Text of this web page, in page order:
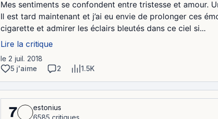
Mes sentiments se confondent entre tristesse et amour.
Il est tard maintenant et j’ai eu envie de prolonger ces
cigarette et admirer les éclairs bleutés dans ce ciel si...
Lire la critique
le 2 juil. 2018
5 j'aime
2 1.5K
7
estonius